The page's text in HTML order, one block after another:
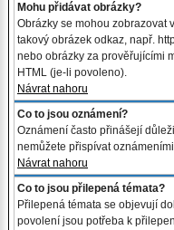
Mohu přidávat obrázky?
Obrázky se mohou zobrazovat
takový obrázek odkaz, např.
nebo obrázky za prověřujícími
HTML (je-li povoleno).
Návrat nahoru
Co to jsou oznámení?
Oznámení často přinášejí
nemůžete přispívat
Návrat nahoru
Co to jsou přilepená témata?
Přilepená témata se objevují
povolení jsou potřeba k